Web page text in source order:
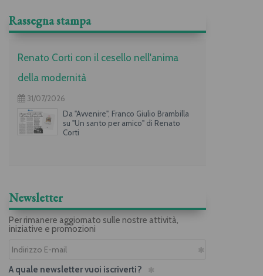
Rassegna stampa
Renato Corti con il cesello nell'anima
della modernità
31/07/2026
Da "Avvenire", Franco Giulio Brambilla
su "Un santo per amico" di Renato
Corti
Newsletter
Per rimanere aggiornato sulle nostre attività,
iniziative e promozioni
A quale newsletter vuoi iscriverti?